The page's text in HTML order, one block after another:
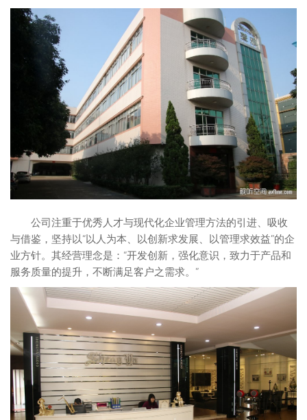
公司注重于优秀人才与现代化企业管理方法的引进、吸收
与借鉴，坚持以“以人为本、以创新求发展、以管理求效益”的企
业方针。其经营理念是：“开发创新，强化意识，致力于产品和
服务质量的提升，不断满足客户之需求。”